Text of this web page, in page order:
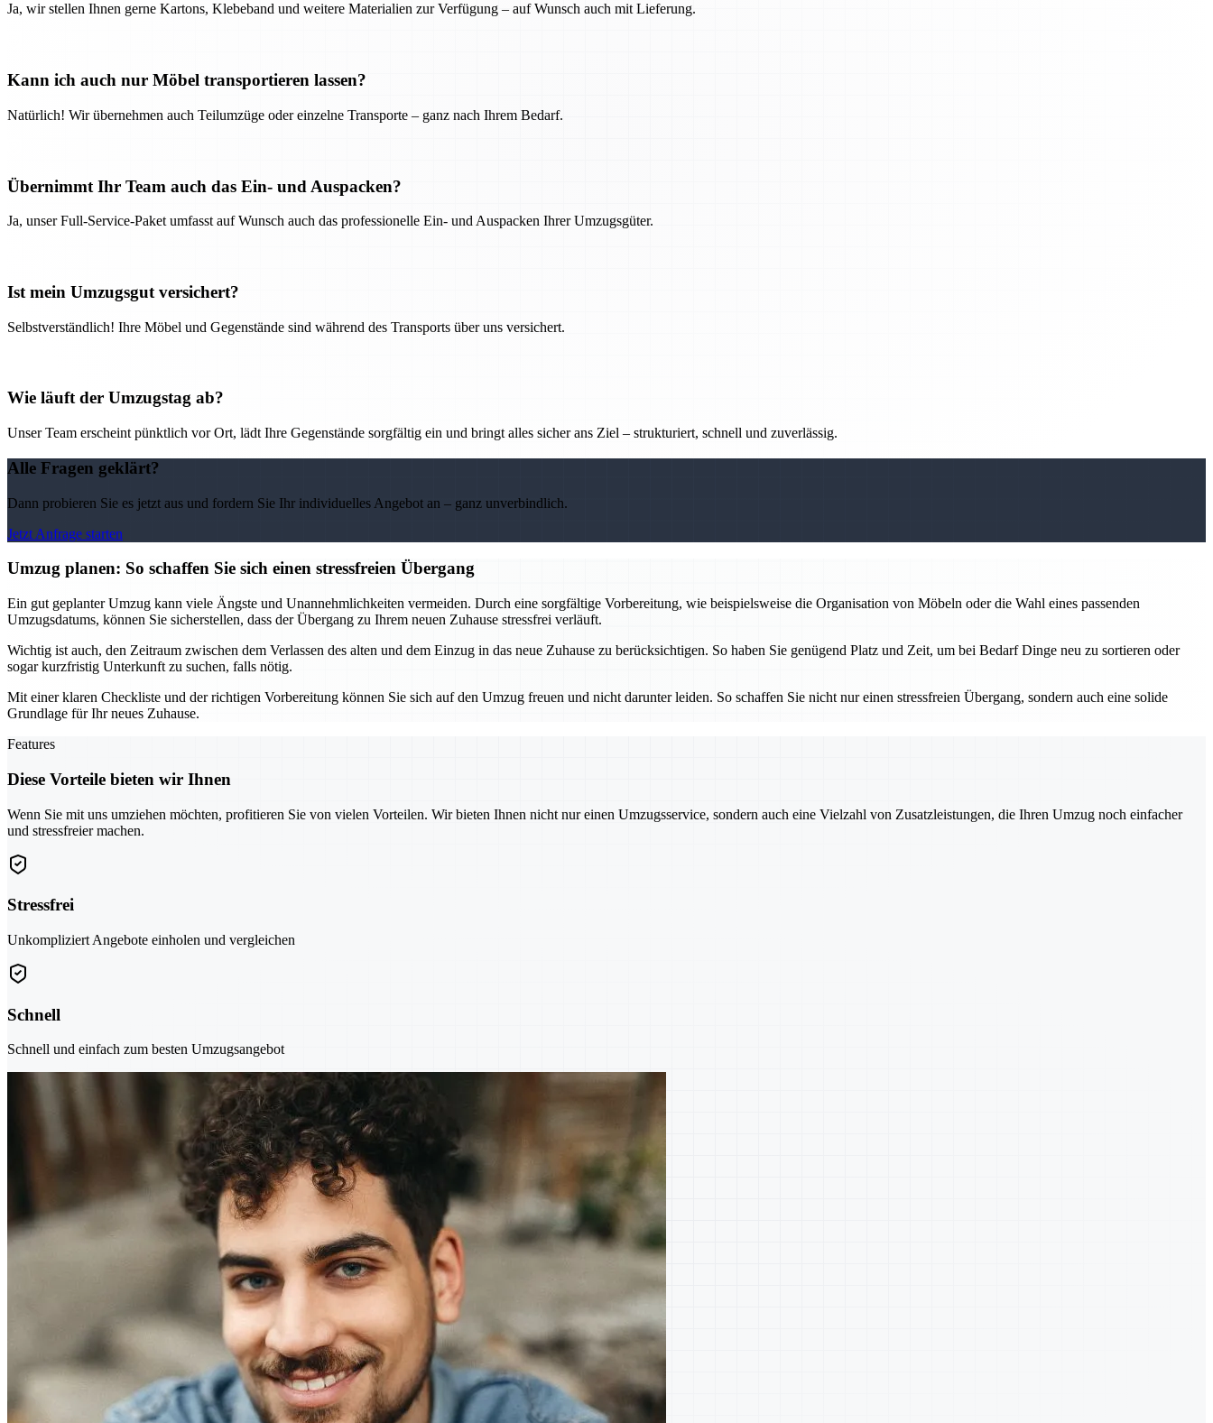
Ja, wir stellen Ihnen gerne Kartons, Klebeband und weitere Materialien zur Verfügung – auf Wunsch auch mit Lieferung.
Kann ich auch nur Möbel transportieren lassen?
Natürlich! Wir übernehmen auch Teilumzüge oder einzelne Transporte – ganz nach Ihrem Bedarf.
Übernimmt Ihr Team auch das Ein- und Auspacken?
Ja, unser Full-Service-Paket umfasst auf Wunsch auch das professionelle Ein- und Auspacken Ihrer Umzugsgüter.
Ist mein Umzugsgut versichert?
Selbstverständlich! Ihre Möbel und Gegenstände sind während des Transports über uns versichert.
Wie läuft der Umzugstag ab?
Unser Team erscheint pünktlich vor Ort, lädt Ihre Gegenstände sorgfältig ein und bringt alles sicher ans Ziel – strukturiert, schnell und zuverlässig.
Alle Fragen geklärt?
Dann probieren Sie es jetzt aus und fordern Sie Ihr individuelles Angebot an – ganz unverbindlich.
Jetzt Anfrage starten
Umzug planen: So schaffen Sie sich einen stressfreien Übergang
Ein gut geplanter Umzug kann viele Ängste und Unannehmlichkeiten vermeiden. Durch eine sorgfältige Vorbereitung, wie beispielsweise die Organisation von Möbeln oder die Wahl eines passenden
Umzugsdatums, können Sie sicherstellen, dass der Übergang zu Ihrem neuen Zuhause stressfrei verläuft.
Wichtig ist auch, den Zeitraum zwischen dem Verlassen des alten und dem Einzug in das neue Zuhause zu berücksichtigen. So haben Sie genügend Platz und Zeit, um bei Bedarf Dinge neu zu sortieren oder
sogar kurzfristig Unterkunft zu suchen, falls nötig.
Mit einer klaren Checkliste und der richtigen Vorbereitung können Sie sich auf den Umzug freuen und nicht darunter leiden. So schaffen Sie nicht nur einen stressfreien Übergang, sondern auch eine solide
Grundlage für Ihr neues Zuhause.
Features
Diese Vorteile bieten wir Ihnen
Wenn Sie mit uns umziehen möchten, profitieren Sie von vielen Vorteilen. Wir bieten Ihnen nicht nur einen Umzugsservice, sondern auch eine Vielzahl von Zusatzleistungen, die Ihren Umzug noch einfacher
und stressfreier machen.
Stressfrei
Unkompliziert Angebote einholen und vergleichen
Schnell
Schnell und einfach zum besten Umzugsangebot